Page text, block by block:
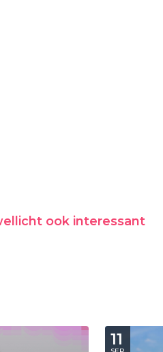
ook interessant
11